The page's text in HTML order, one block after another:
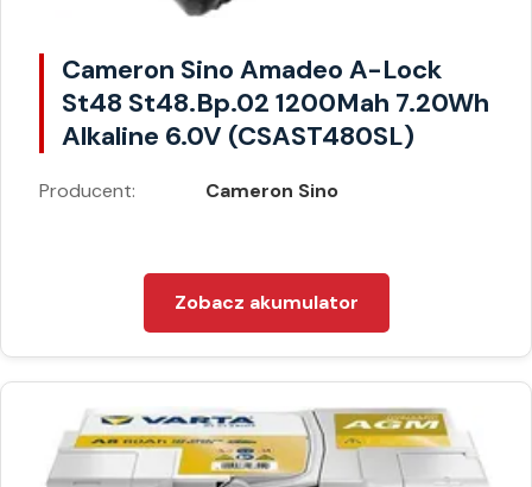
Cameron Sino Amadeo A-Lock
St48 St48.Bp.02 1200Mah 7.20Wh
Alkaline 6.0V (CSAST480SL)
Producent: Cameron Sino
Zobacz akumulator